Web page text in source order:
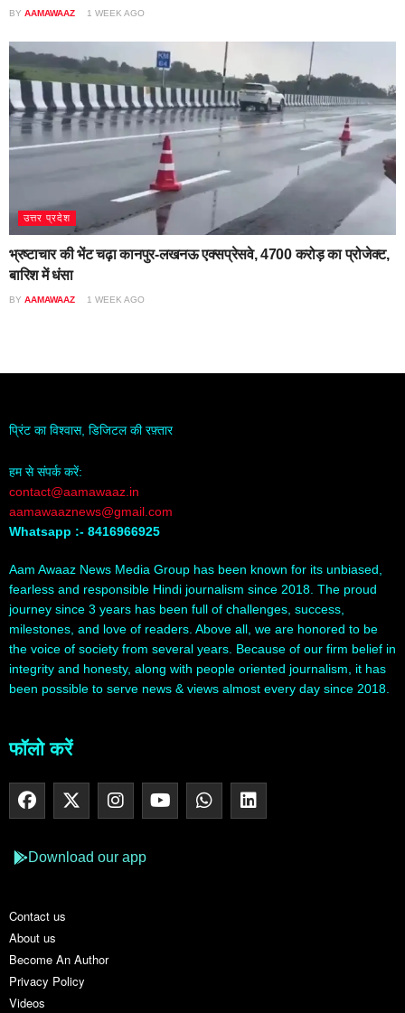
BY AAMAWAAZ 1 WEEK AGO
उत्तर प्रदेश
भ्रष्टाचार की भेंट चढ़ा कानपुर-लखनऊ एक्सप्रेसवे, 4700 करोड़ का प्रोजेक्ट,
बारिश में धंसा
BY AAMAWAAZ 1 WEEK AGO
प्रिंट का विश्वास, डिजिटल की रफ़्तार
हम से संपर्क करें:
contact@aamawaaz.in
aamawaaznews@gmail.com
Whatsapp :- 8416966925
Aam Awaaz News Media Group has been known for its unbiased,
fearless and responsible Hindi journalism since 2018. The proud
journey since 3 years has been full of challenges, success,
milestones, and love of readers. Above all, we are honored to be
the voice of society from several years. Because of our firm belief in
integrity and honesty, along with people oriented journalism, it has
been possible to serve news & views almost every day since 2018.
फॉलो करें
Download our app
Contact us
About us
Become An Author
Privacy Policy
Videos